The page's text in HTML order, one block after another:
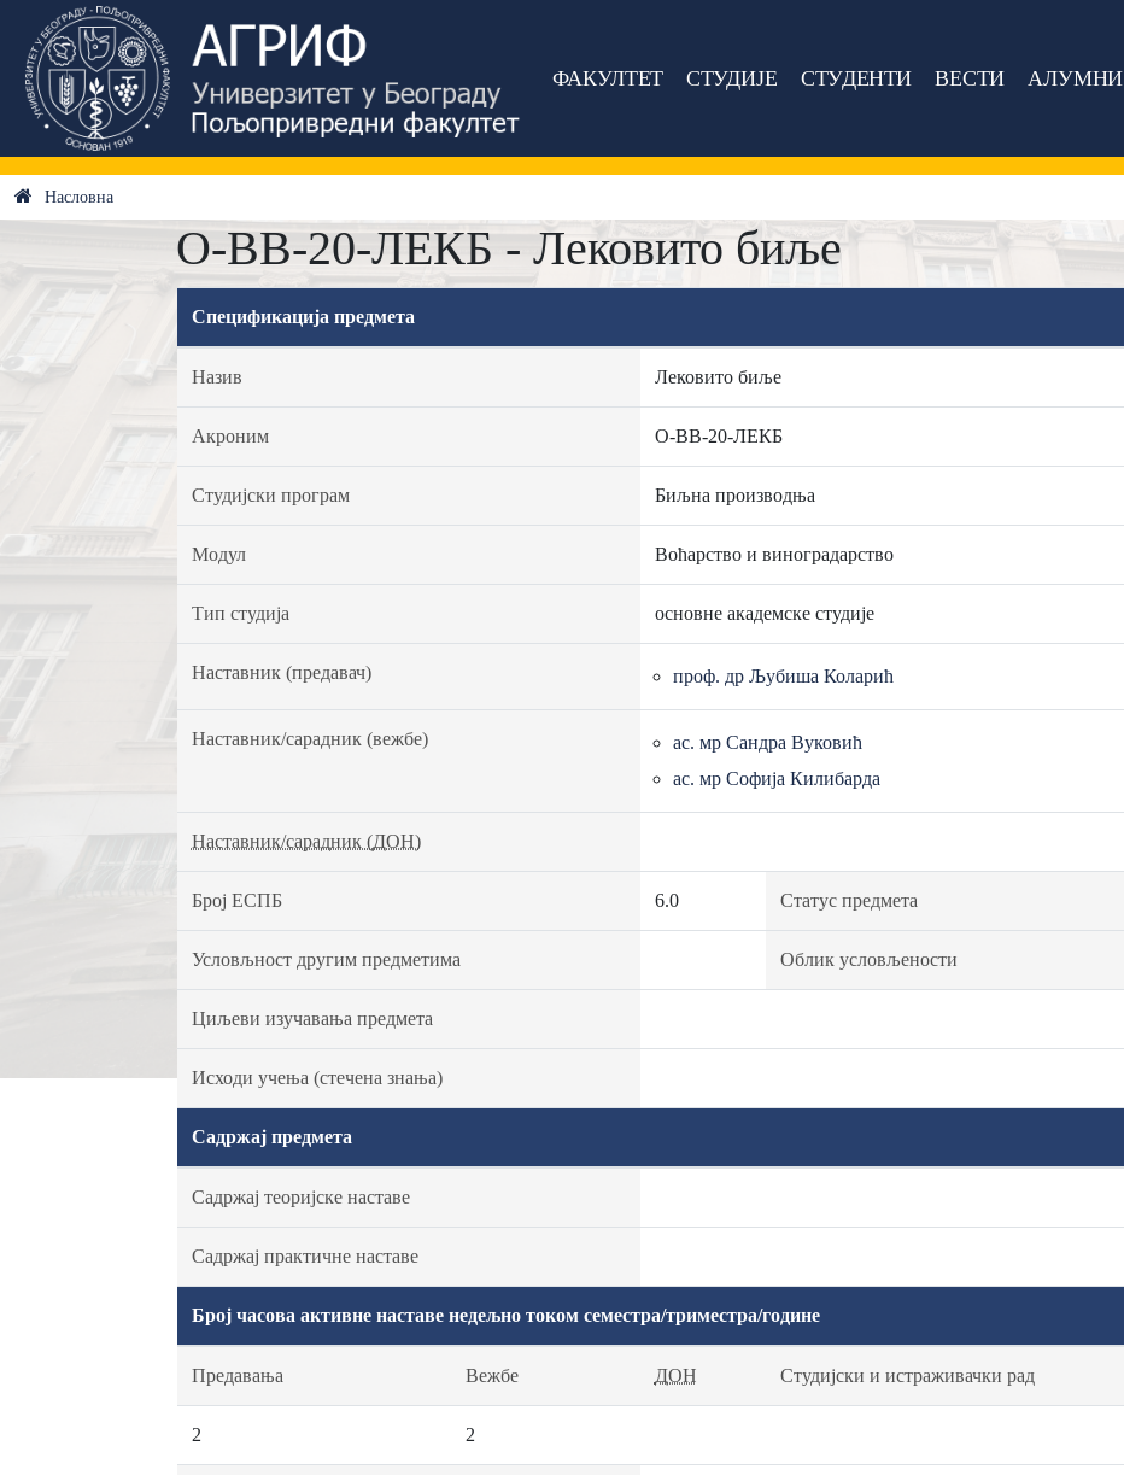
ФАКУЛТЕТ СТУДИЈЕ СТУДЕНТИ ВЕСТИ АЛУМНИ
Насловна
О-ВВ-20-ЛЕКБ - Лековито биље
Спецификација предмета
Назив Лековито биље
Акроним О-ВВ-20-ЛЕКБ
Студијски програм Биљна производња
Модул Воћарство и виноградарство
Тип студија основне академске студије
Наставник (предавач) проф. др Љубиша Коларић
Наставник/сарадник (вежбе)
ас. мр Сандра Вуковић
ас. мр Софија Килибарда
Наставник/сарадник (ДОН)
Број ЕСПБ 6.0 Статус предмета
Условљност другим предметима Облик условљености
Циљеви изучавања предмета
Исходи учења (стечена знања)
Садржај предмета
Садржај теоријске наставе
Садржај практичне наставе
Број часова активне наставе недељно током семестра/триместра/године
Предавања Вежбе ДОН Студијски и истраживачки рад
2 2